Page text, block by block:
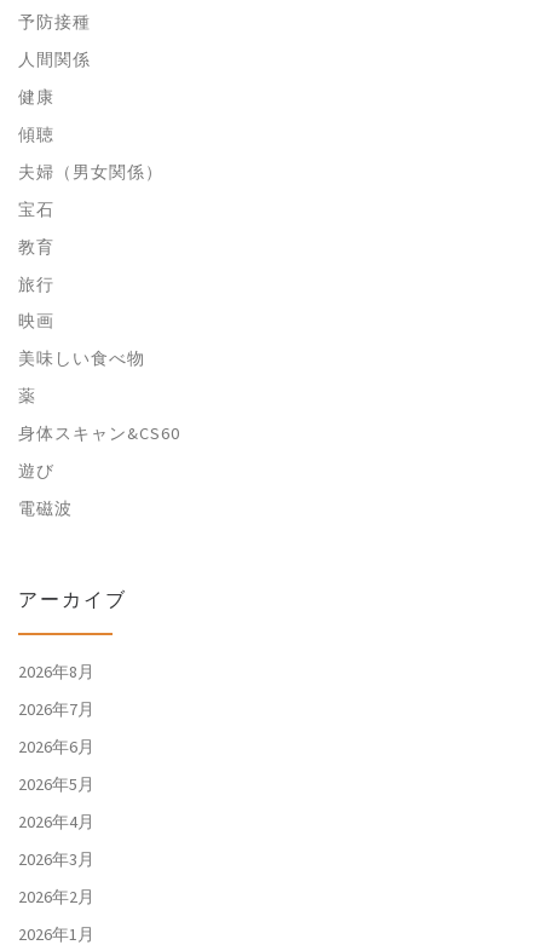
予防接種
人間関係
健康
傾聴
夫婦（男女関係）
宝石
教育
旅行
映画
美味しい食べ物
薬
身体スキャン&CS60
遊び
電磁波
アーカイブ
2026年8月
2026年7月
2026年6月
2026年5月
2026年4月
2026年3月
2026年2月
2026年1月